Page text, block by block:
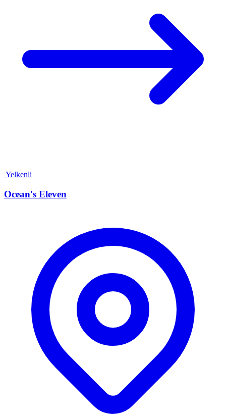
Yelkenli
Ocean's Eleven